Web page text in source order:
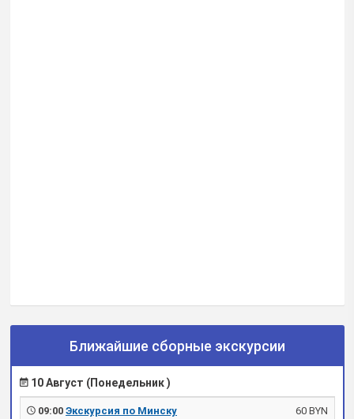
Ближайшие сборные экскурсии
10 Август (Понедельник )
09:00 Экскурсия по Минску 60 BYN